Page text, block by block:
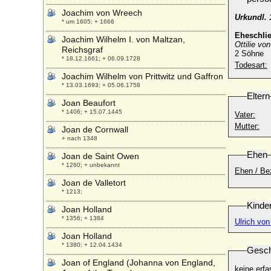
Urkundl.
Ottilie
2 Söhne
Todesart:
Eltern
Vater:
Mutter:
Ehen
Ehen /
keine
Joachim von Wreech
* um 1605; + 1666
Joachim Wilhelm I. von Maltzan,
Reichsgraf
* 18.12.1661; + 06.09.1728
Joachim Wilhelm von Prittwitz und Gaffron
* 13.03.1693; + 05.06.1758
Joan Beaufort
* 1406; + 15.07.1445
Joan de Cornwall
+ nach 1348
Joan de Saint Owen
* 1260; + unbekannt
Joan de Valletort
* 1213;
Joan Holland
* 1356; + 1384
Joan Holland
* 1380; + 12.04.1434
Joan of England (Johanna von England,